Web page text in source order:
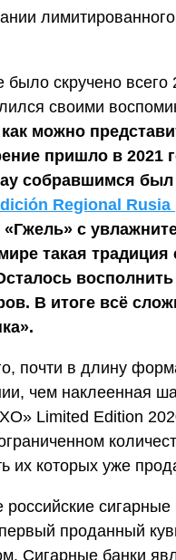
скручено всего
своими
можно
пришло в 2021
собравшимся был
Regional Rusia
с
такая традиция
В итоге всё
почти в длину
чем наклеенная
Limited Edition
их которых уже
сигарные
проданный
Сигарные банки